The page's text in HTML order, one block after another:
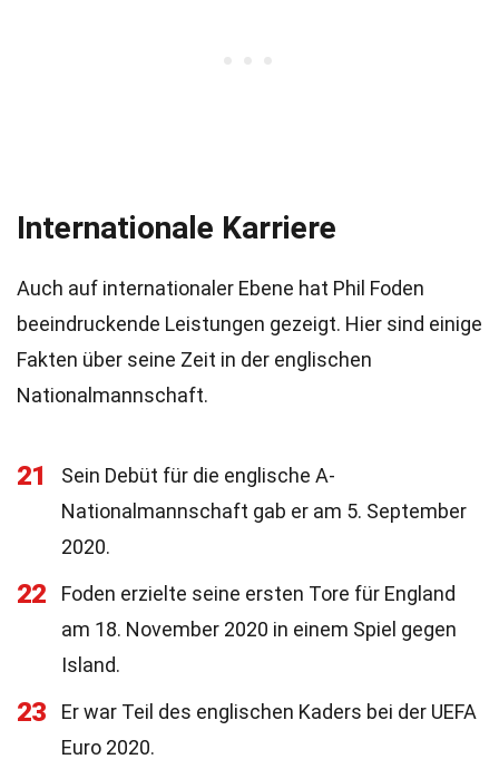
Internationale Karriere
Auch auf internationaler Ebene hat Phil Foden
beeindruckende Leistungen gezeigt. Hier sind einige
Fakten über seine Zeit in der englischen
Nationalmannschaft.
21
Sein Debüt für die englische A-
Nationalmannschaft gab er am 5. September
2020.
22
Foden erzielte seine ersten Tore für England
am 18. November 2020 in einem Spiel gegen
Island.
23
Er war Teil des englischen Kaders bei der UEFA
Euro 2020.